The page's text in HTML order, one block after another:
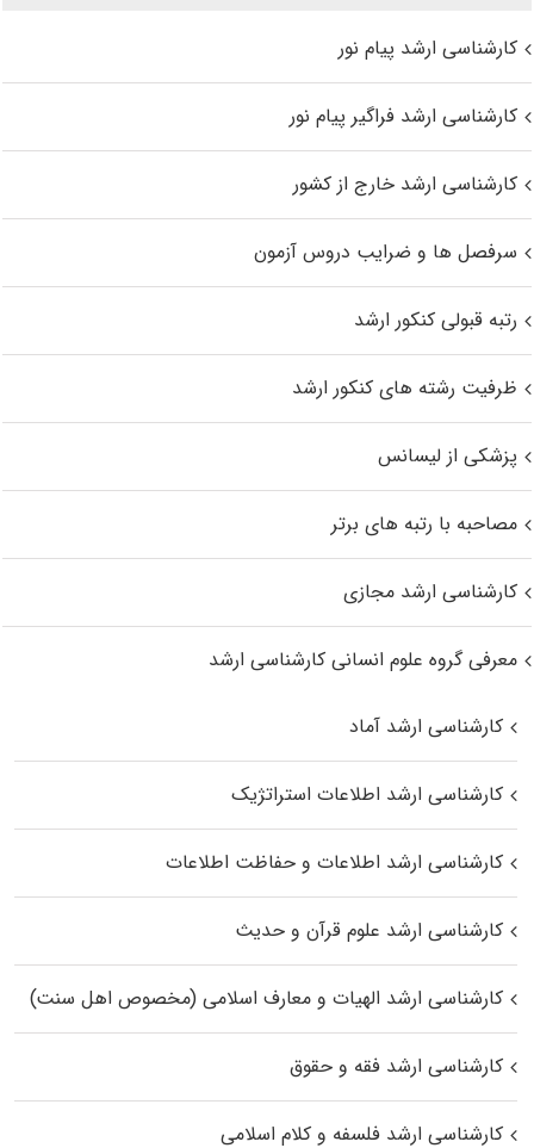
کارشناسی ارشد پیام نور
کارشناسی ارشد فراگیر پیام نور
کارشناسی ارشد خارج از کشور
سرفصل ها و ضرایب دروس آزمون
رتبه قبولی کنکور ارشد
ظرفیت رشته های کنکور ارشد
پزشکی از لیسانس
مصاحبه با رتبه های برتر
کارشناسی ارشد مجازی
معرفی گروه علوم انسانی کارشناسی ارشد
کارشناسی ارشد آماد
کارشناسی ارشد اطلاعات استراتژیک
کارشناسی ارشد اطلاعات و حفاظت اطلاعات
کارشناسی ارشد علوم قرآن و حدیث
کارشناسی ارشد الهیات و معارف اسلامی (مخصوص اهل سنت)
کارشناسی ارشد فقه و حقوق
کارشناسی ارشد فلسفه و کلام اسلامی